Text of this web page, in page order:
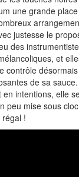
une grande
justesse le
des
et
contrôle
de sa
intentions, elle
peu mise sous
!